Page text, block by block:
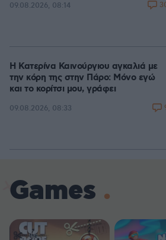
09.08.2026, 08:14
Η Κατερίνα Καινούργιου αγκαλιά με
την κόρη της στην Πάρο: Μόνο εγώ
και το κορίτσι μου, γράφει
09.08.2026, 08:33
Games